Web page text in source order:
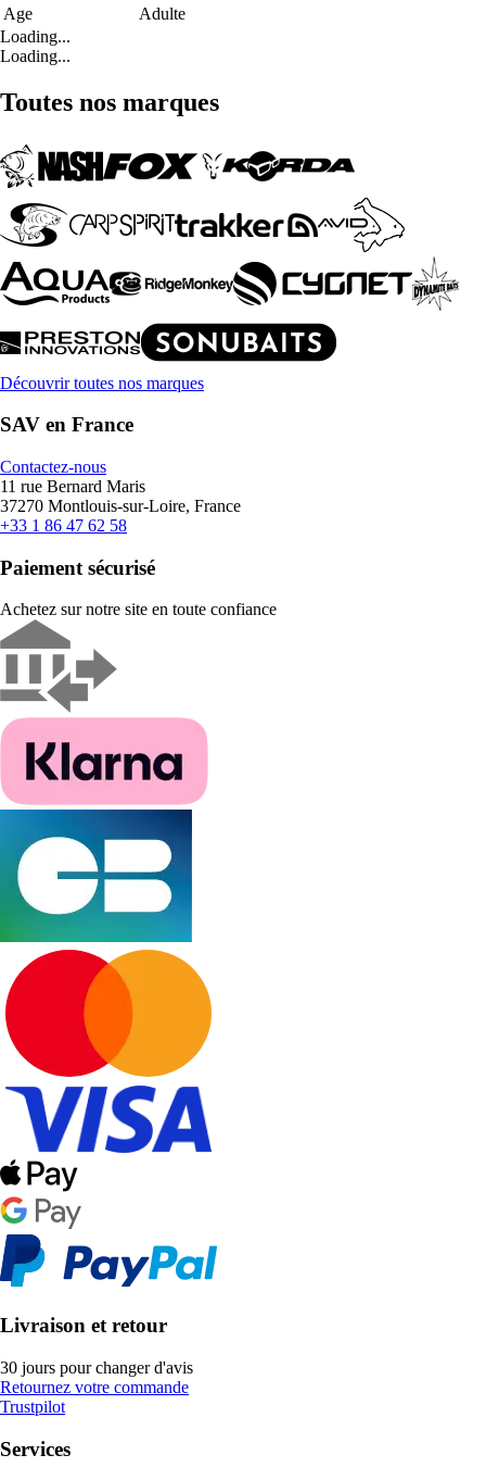
Age
Adulte
Loading...
Loading...
Toutes nos marques
Découvrir toutes nos marques
SAV en France
Contactez-nous
11 rue Bernard Maris
37270 Montlouis-sur-Loire, France
+33 1 86 47 62 58
Paiement sécurisé
Achetez sur notre site en toute confiance
Livraison et retour
30 jours pour changer d'avis
Retournez votre commande
Trustpilot
Services